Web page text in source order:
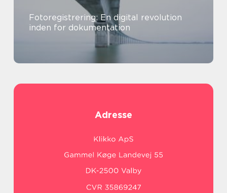
Fotoregistrering: En digital revolution
inden for dokumentation
Adresse